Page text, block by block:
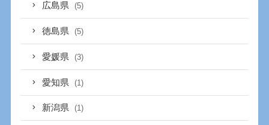
広島県 (5)
徳島県 (5)
愛媛県 (3)
愛知県 (1)
新潟県 (1)